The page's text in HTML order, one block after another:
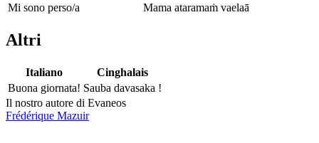
Mi sono perso/a
Mama ataramaṁ vaelaā
Altri
Italiano
Cinghalais
Buona giornata! Sauba davasaka !
Il nostro autore di Evaneos
Frédérique Mazuir